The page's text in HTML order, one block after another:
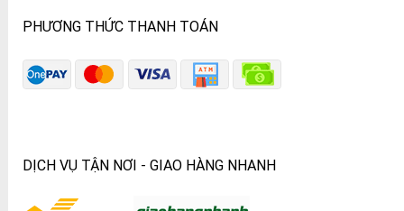
PHƯƠNG THỨC THANH TOÁN
DỊCH VỤ TẬN NƠI - GIAO HÀNG NHANH